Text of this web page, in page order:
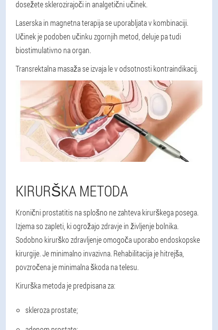
dosežete sklerozirajoči in analgetični učinek.
Laserska in magnetna terapija se uporabljata v kombinaciji.
Učinek je podoben učinku zgornjih metod, deluje pa tudi
biostimulativno na organ.
Transrektalna masaža se izvaja le v odsotnosti kontraindikacij.
KIRURŠKA METODA
Kronični prostatitis na splošno ne zahteva kirurškega posega.
Izjema so zapleti, ki ogrožajo zdravje in življenje bolnika.
Sodobno kirurško zdravljenje omogoča uporabo endoskopske
kirurgije. Je minimalno invazivna. Rehabilitacija je hitrejša,
povzročena je minimalna škoda na telesu.
Kirurška metoda je predpisana za:
skleroza prostate;